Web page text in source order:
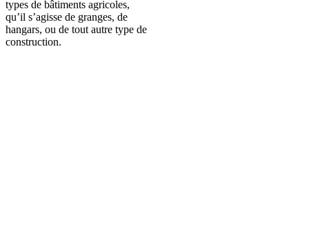
types de bâtiments agricoles,
qu’il s’agisse de granges, de
hangars, ou de tout autre type de
construction.